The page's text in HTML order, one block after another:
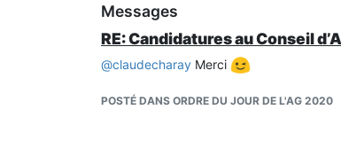
Messages
RE: Candidatures au Conseil
@claudecharay Merci
POSTÉ DANS ORDRE DU JOUR DE L'AG 2020